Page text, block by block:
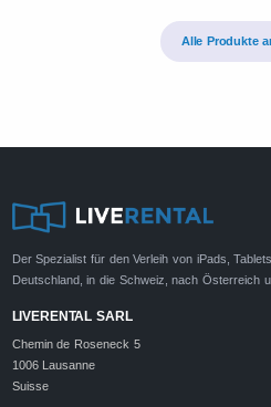
Alle Produkte
Der Spezialist für den Verleih von iPads,
Deutschland, in die Schweiz, nach Österreich
LIVERENTAL SARL
Chemin de Roseneck 5
1006 Lausanne
Suisse